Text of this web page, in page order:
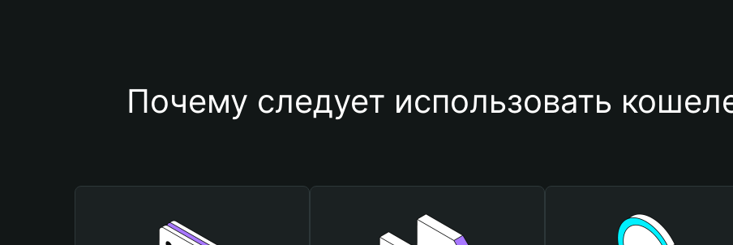
Почему следует использовать